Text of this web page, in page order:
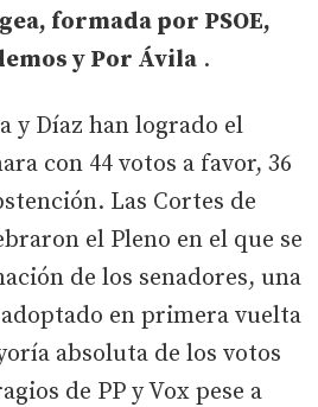
formada por PSOE,
y Por Ávila .
y Díaz han logrado el
con 44 votos a favor, 36
Las Cortes de
el Pleno en el que se
de los senadores, una
en primera vuelta
absoluta de los votos
de PP y Vox pese a